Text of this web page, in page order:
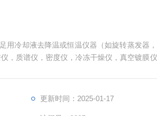
用冷却液去降温或恒温仪器（如旋转蒸发器，
，质谱仪，密度仪，冷冻干燥仪，真空镀膜
更新时间：2025-01-17